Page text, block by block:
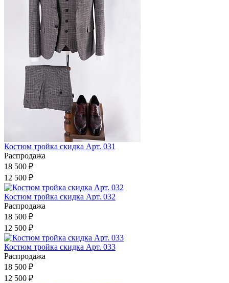
Костюм тройка скидка Арт. 031
Распродажа
18 500 ₽
12 500 ₽
Костюм тройка скидка Арт. 032
Распродажа
18 500 ₽
12 500 ₽
Костюм тройка скидка Арт. 033
Распродажа
18 500 ₽
12 500 ₽